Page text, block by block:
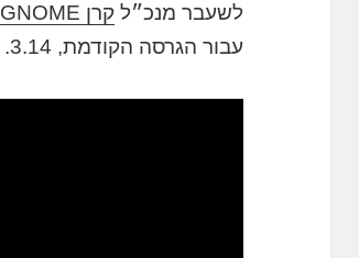
לשעבר מנכ״לקרן GNOME
עבור הגרסה הקודמת, 3.14.